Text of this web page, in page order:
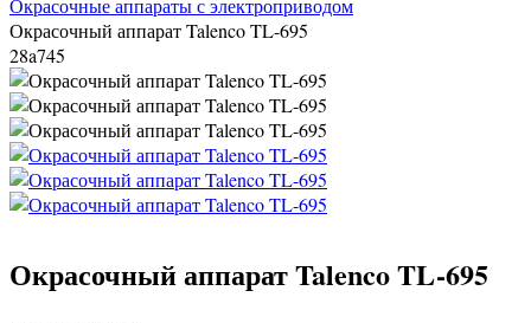
Окрасочные аппараты с электроприводом
Окрасочный аппарат Talenco TL-695
28a745
Окрасочный аппарат Talenco TL-695